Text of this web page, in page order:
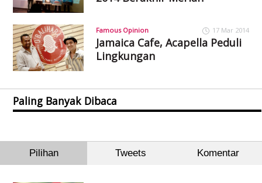
Famous Opinion 17 Mar 2014
Jamaica Cafe, Acapella Peduli
Lingkungan
Paling Banyak Dibaca
Pilihan Tweets Komentar